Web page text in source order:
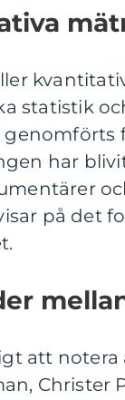
statistik
har
på det
att
Christer